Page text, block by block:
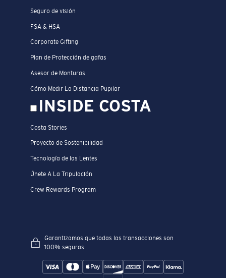
Seguro de visión
FSA & HSA
Corporate Gifting
Plan de Protección de gafas
Asesor de Monturas
Cómo Medir La Distancia Pupilar
INSIDE COSTA
Costa Stories
Proyecto de Sostenibilidad
Tecnología de las Lentes
Únete A La Tripulación
Crew Rewards Program
Garantizamos que todas las transacciones son
100% seguras